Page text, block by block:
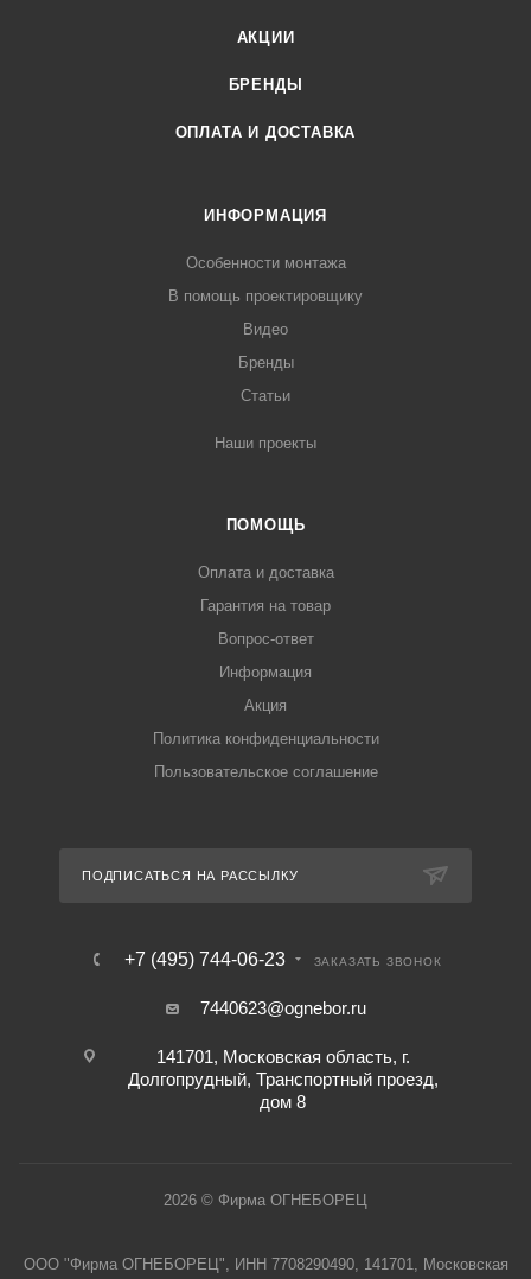
АКЦИИ
БРЕНДЫ
ОПЛАТА И ДОСТАВКА
ИНФОРМАЦИЯ
Особенности монтажа
В помощь проектировщику
Видео
Бренды
Статьи
Наши проекты
ПОМОЩЬ
Оплата и доставка
Гарантия на товар
Вопрос-ответ
Информация
Акция
Политика конфиденциальности
Пользовательское соглашение
ПОДПИСАТЬСЯ НА РАССЫЛКУ
+7 (495) 744-06-23 ЗАКАЗАТЬ ЗВОНОК
7440623@ognebor.ru
141701, Московская область, г.
Долгопрудный, Транспортный проезд,
дом 8
2026 © Фирма ОГНЕБОРЕЦ
ООО "Фирма ОГНЕБОРЕЦ", ИНН 7708290490, 141701, Московская